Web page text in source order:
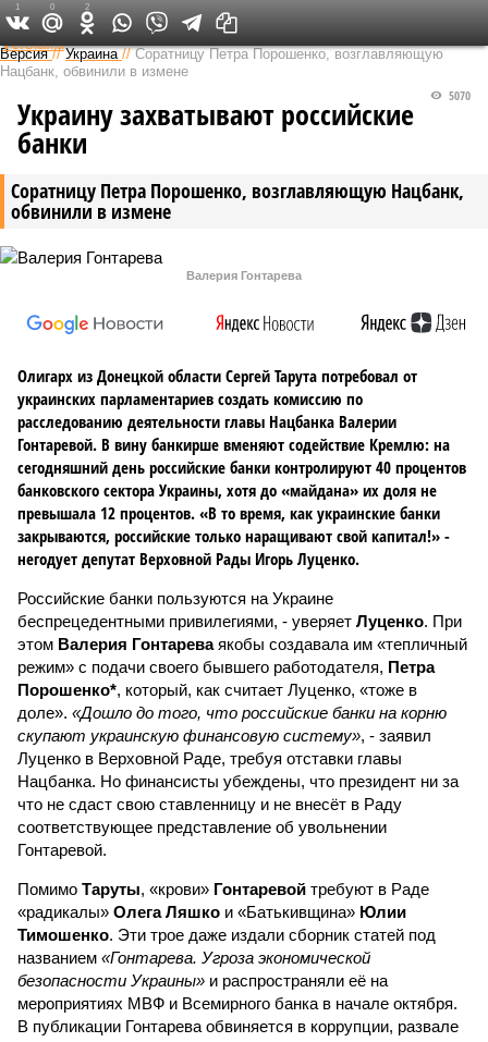
Федеральный выпуск
Версия //Украина //Соратницу Петра Порошенко, возглавляющую
Нацбанк, обвинили в измене
Соратницу Петра Порошенко, возглавляющую Нацбанк,
обвинили в измене
5070
Украину захватывают российские
банки
Валерия Гонтарева
Олигарх из Донецкой области Сергей Тарута потребовал от
украинских парламентариев создать комиссию по
расследованию деятельности главы Нацбанка Валерии
Гонтаревой. В вину банкирше вменяют содействие Кремлю: на
сегодняшний день российские банки контролируют 40 процентов
банковского сектора Украины, хотя до «майдана» их доля не
превышала 12 процентов. «В то время, как украинские банки
закрываются, российские только наращивают свой капитал!» -
негодует депутат Верховной Рады Игорь Луценко.
Российские банки пользуются на Украине
беспрецедентными привилегиями, - уверяет Луценко. При
этом Валерия Гонтареваякобы создавала им «тепличный
режим» с подачи своего бывшего работодателя, Петра
Порошенко*, который, как считает Луценко, «тоже в
доле». «Дошло до того, что российские банки на корню
скупают украинскую финансовую систему», - заявил
Луценко в Верховной Раде, требуя отставки главы
Нацбанка. Но финансисты убеждены, что президент ни за
что не сдаст свою ставленницу и не внесёт в Раду
соответствующее представление об увольнении
Гонтаревой.
Помимо Таруты, «крови» Гонтаревой требуют в Раде
«радикалы» Олега Ляшко и «Батькивщина» Юлии
Тимошенко. Эти трое даже издали сборник статей под
названием «Гонтарева. Угроза экономической
безопасности Украины» и распространяли её на
мероприятиях МВФ и Всемирного банка в начале октября.
В публикации Гонтарева обвиняется в коррупции, развале
1 0 2